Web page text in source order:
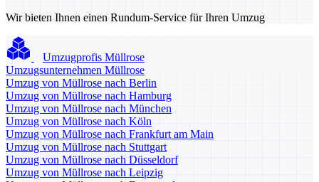
Wir bieten Ihnen einen Rundum-Service für Ihren Umzug
Umzugprofis Müllrose
Umzugsunternehmen Müllrose
Umzug von Müllrose nach Berlin
Umzug von Müllrose nach Hamburg
Umzug von Müllrose nach München
Umzug von Müllrose nach Köln
Umzug von Müllrose nach Frankfurt am Main
Umzug von Müllrose nach Stuttgart
Umzug von Müllrose nach Düsseldorf
Umzug von Müllrose nach Leipzig